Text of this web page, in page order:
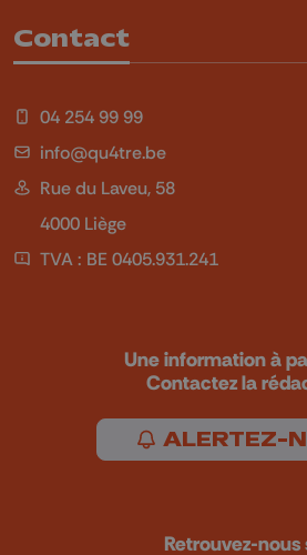
Contact
04 254 99 99
info@qu4tre.be
Rue du Laveu, 58
4000 Liège
TVA : BE 0405.931.241
Une information à
Contactez la
ALERTEZ-
Retrouvez-nous